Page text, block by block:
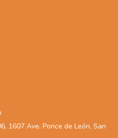
1607 Ave. Ponce de León, San